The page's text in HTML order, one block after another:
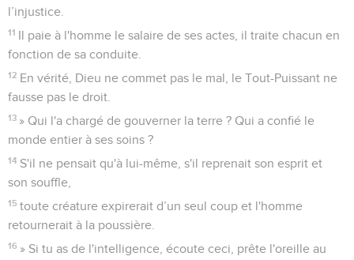
l’injustice.
11 Il paie à l'homme le salaire de ses actes, il traite chacun en
fonction de sa conduite.
12 En vérité, Dieu ne commet pas le mal, le Tout-Puissant ne
fausse pas le droit.
13 » Qui l'a chargé de gouverner la terre ? Qui a confié le
monde entier à ses soins ?
14 S'il ne pensait qu'à lui-même, s'il reprenait son esprit et
son souffle,
15 toute créature expirerait d’un seul coup et l'homme
retournerait à la poussière.
16 » Si tu as de l'intelligence, écoute ceci, prête l'oreille au